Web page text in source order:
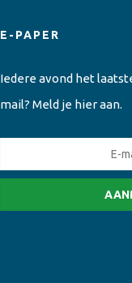
E-PAPER
Iedere avond het
mail? Meld je hier aan.